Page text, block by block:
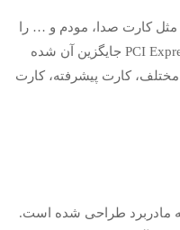
کارت صدا، مودم و … را
به هم متصل می کند. در حال حاضر PCI Express جایگزین آن شده
مختلف، کارت پیشرفته، کارت
مادربرد طراحی شده است.